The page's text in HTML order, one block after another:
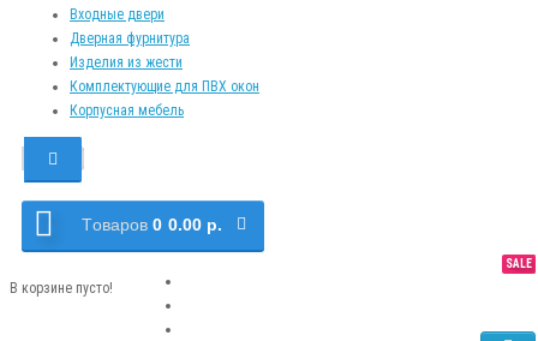
Входные двери
Дверная фурнитура
Изделия из жести
Комплектующие для ПВХ окон
Корпусная мебель
Tоваров 0 0.00 р.
В корзине пусто!
NEW
TOP
SALE